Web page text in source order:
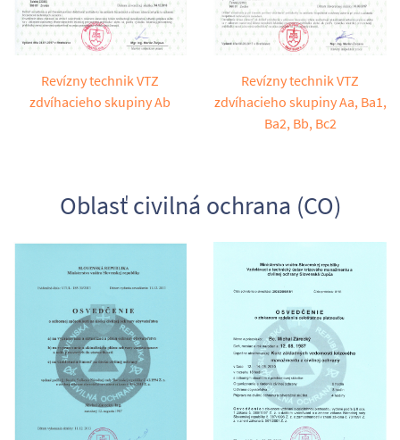
Revízny technik VTZ
zdvíhacieho skupiny Ab
Revízny technik VTZ
zdvíhacieho skupiny Aa, Ba1,
Ba2, Bb, Bc2
Oblasť civilná ochrana (CO)